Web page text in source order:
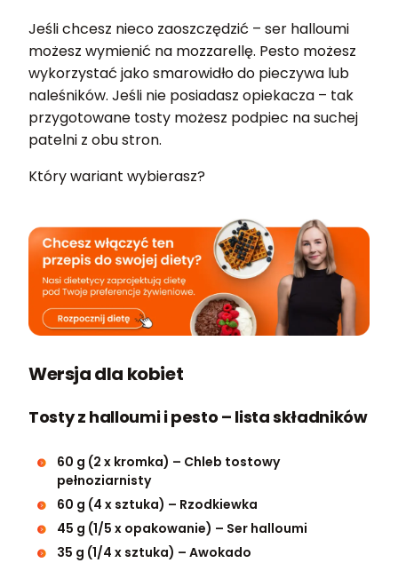
Jeśli chcesz nieco zaoszczędzić – ser halloumi
możesz wymienić na mozzarellę. Pesto możesz
wykorzystać jako smarowidło do pieczywa lub
naleśników. Jeśli nie posiadasz opiekacza – tak
przygotowane tosty możesz podpiec na suchej
patelni z obu stron.
Który wariant wybierasz?
Wersja dla kobiet
Tosty z halloumi i pesto – lista składników
60 g (2 x kromka) – Chleb tostowy
pełnoziarnisty
60 g (4 x sztuka) – Rzodkiewka
45 g (1/5 x opakowanie) – Ser halloumi
35 g (1/4 x sztuka) – Awokado